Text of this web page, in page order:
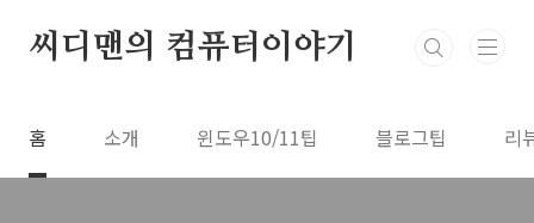
씨디맨의 컴퓨터이야기
홈 소개 윈도우10/11팁 블로그팁 리